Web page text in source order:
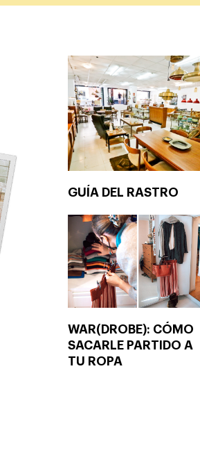
GUÍA DEL RASTRO
WAR(DROBE): CÓMO
SACARLE PARTIDO A
TU ROPA